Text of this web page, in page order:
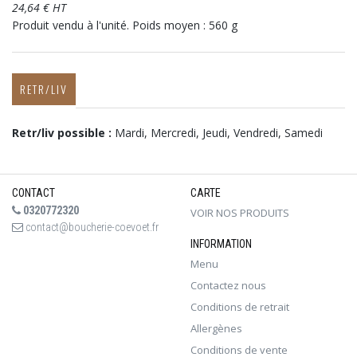
24,64 € HT
Produit vendu à l'unité. Poids moyen : 560 g
RETR/LIV
Retr/liv possible : Mardi, Mercredi, Jeudi, Vendredi, Samedi
CONTACT
0320772320
contact@boucherie-coevoet.fr
CARTE
VOIR NOS PRODUITS
INFORMATION
Menu
Contactez nous
Conditions de retrait
Allergènes
Conditions de vente